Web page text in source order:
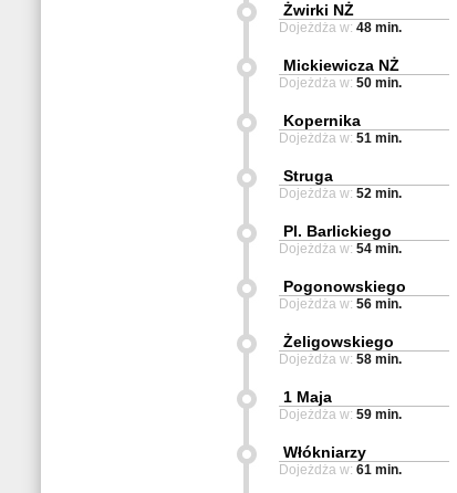
Żwirki NŻ
Dojeżdża w: 48 min.
Mickiewicza NŻ
Dojeżdża w: 50 min.
Kopernika
Dojeżdża w: 51 min.
Struga
Dojeżdża w: 52 min.
Pl. Barlickiego
Dojeżdża w: 54 min.
Pogonowskiego
Dojeżdża w: 56 min.
Żeligowskiego
Dojeżdża w: 58 min.
1 Maja
Dojeżdża w: 59 min.
Włókniarzy
Dojeżdża w: 61 min.